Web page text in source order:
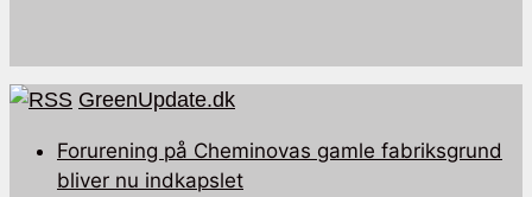
GreenUpdate.dk
Forurening på Cheminovas gamle fabriksgrund
bliver nu indkapslet